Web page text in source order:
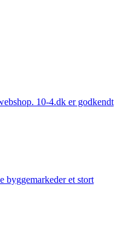
10-4.dk er godkendt
byggemarkeder et stort